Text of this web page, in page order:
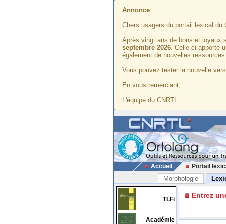
Annonce
Chers usagers du portail lexical du
Après vingt ans de bons et loyaux
septembre 2026. Celle-ci apporte
également de nouvelles ressources.
Vous pouvez tester la nouvelle
En vous remerciant,
L'équipe du CNRTL
Accueil Portail
Morphologie
TLFi
Académie
Entrez